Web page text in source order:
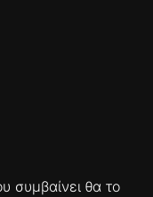
συμβαίνει θα το